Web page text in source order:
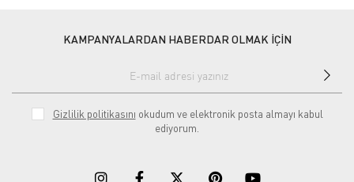
KAMPANYALARDAN HABERDAR OLMAK İÇİN
Gizlilik politikasını okudum ve elektronik posta almayı kabul
ediyorum.